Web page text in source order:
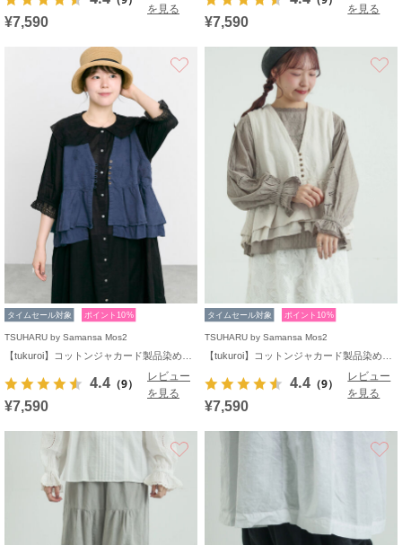
を見る
¥7,590
を見る
¥7,590
タイムセール対象 ポイント10%
TSUHARU by Samansa Mos2
4.4 （9）
レビュー
を見る
¥7,590
タイムセール対象 ポイント10%
TSUHARU by Samansa Mos2
4.4 （9）
レビュー
を見る
¥7,590